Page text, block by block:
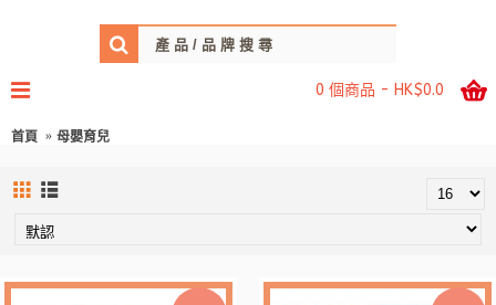
0 個商品 - HK$0.0
首頁 母嬰育兒